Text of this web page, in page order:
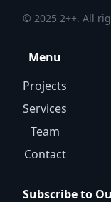
© 2025 2++. All
Menu
Projects
Services
Team
Contact
Subscribe to